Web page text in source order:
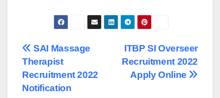
Post
navigation
ITBP SI Overseer
Recruitment 2022
Apply Online
SAI Massage
Therapist
Recruitment 2022
Notification